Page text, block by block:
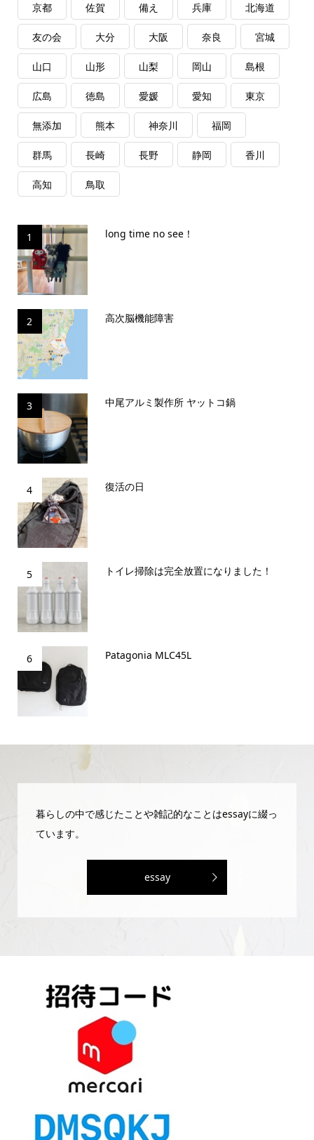
京都 佐賀 備え 兵庫 北海道
友の会 大分 大阪 奈良 宮城
山口 山形 山梨 岡山 島根
広島 徳島 愛媛 愛知 東京
無添加 熊本 神奈川 福岡
群馬 長崎 長野 静岡 香川
高知 鳥取
1 long time no see！
2 高次脳機能障害
3 中尾アルミ製作所 ヤットコ鍋
4 復活の日
5 トイレ掃除は完全放置になりました！
6 Patagonia MLC45L
暮らしの中で感じたことや雑記的なことはessayに綴っ
ています。
essay